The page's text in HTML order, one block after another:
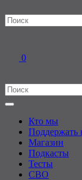
0
Кто мы
Поддержать
Магазин
Подкасты
Тесты
СВО